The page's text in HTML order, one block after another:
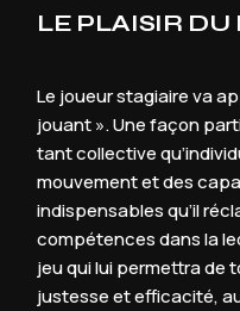
LE PLAISIR
Le joueur stagiaire va
jouant ». Une façon
tant collective
mouvement et des
indispensables qu’il
compétences dans la
jeu qui lui permettra de
justesse et efficacité,